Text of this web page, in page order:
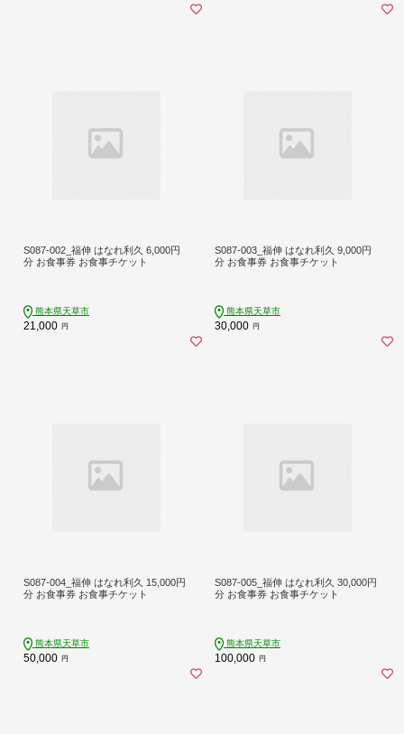
S087-002_福伸 はなれ利久 6,000円
分 お食事券 お食事チケット
熊本県天草市
21,000 円
S087-003_福伸 はなれ利久 9,000円
分 お食事券 お食事チケット
熊本県天草市
30,000 円
S087-004_福伸 はなれ利久 15,000円
分 お食事券 お食事チケット
熊本県天草市
50,000 円
S087-005_福伸 はなれ利久 30,000円
分 お食事券 お食事チケット
熊本県天草市
100,000 円